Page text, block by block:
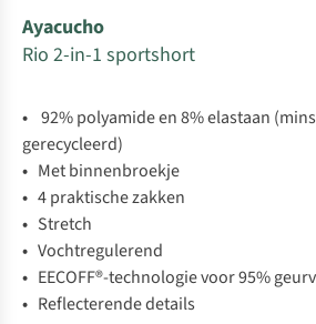
Ayacucho
Rio 2-in-1 sportshort
• 92% polyamide en 8% elastaan
gerecycleerd)
• Met binnenbroekje
• 4 praktische zakken
• Stretch
• Vochtregulerend
• EECOFF®-technologie voor 95%
• Reflecterende details